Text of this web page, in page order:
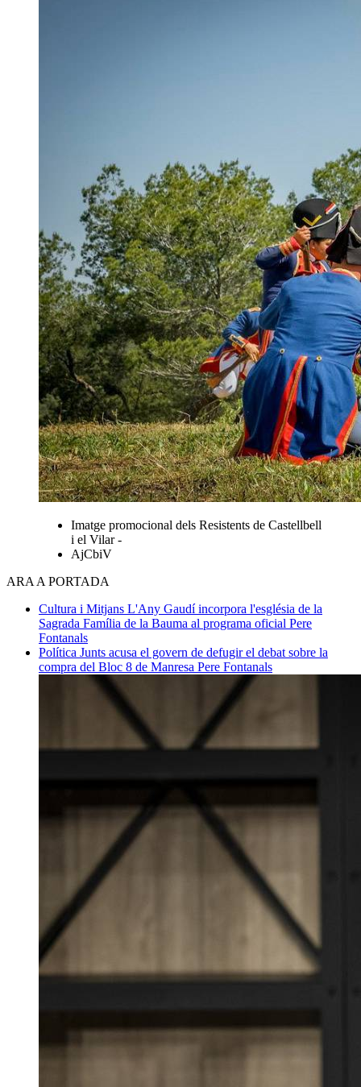
Imatge promocional dels Resistents de Castellbell
i el Vilar -
AjCbiV
ARA A PORTADA
Cultura i Mitjans L'Any Gaudí incorpora l'església de la
Sagrada Família de la Bauma al programa oficial Pere
Fontanals
Política Junts acusa el govern de defugir el debat sobre la
compra del Bloc 8 de Manresa Pere Fontanals